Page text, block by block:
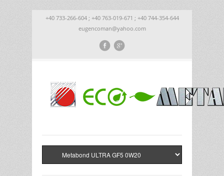
+40 733-266-604 ; +40 763-019-671 ; +40 744-354-644
eugencoman@yahoo.com